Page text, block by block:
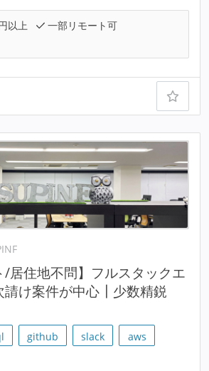
以上
一部リモート可
/居住地不問】フルスタックエ
け案件が中心┃少数精鋭
github slack
aws